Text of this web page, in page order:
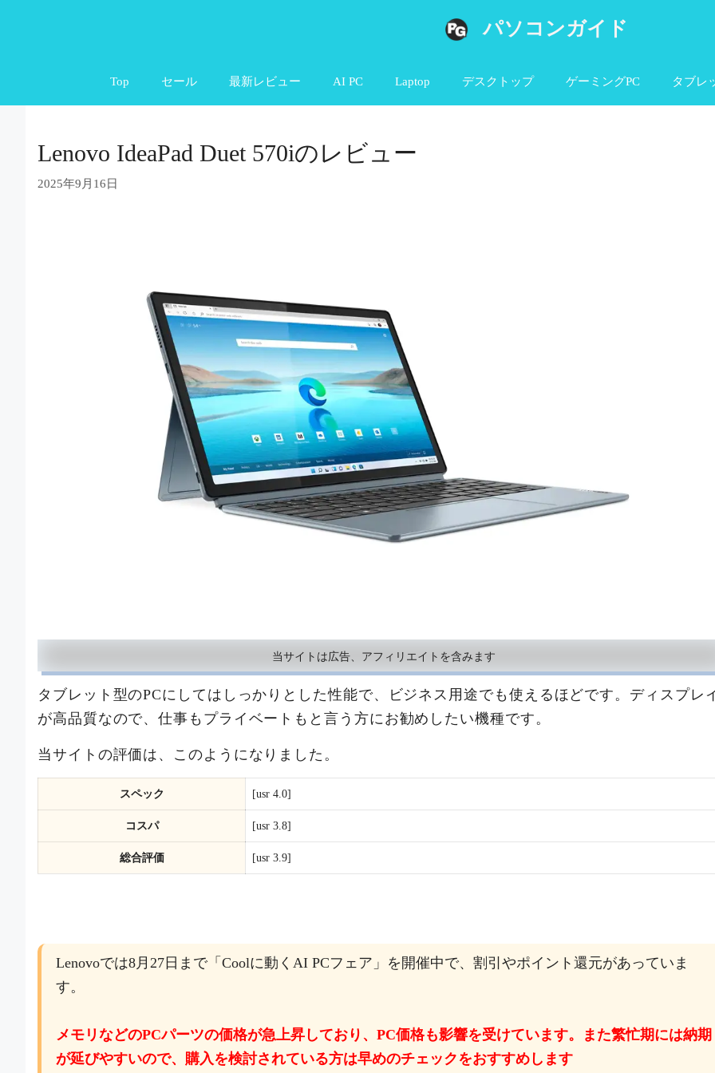
ツ
パソコンガイド
Top セール 最新レビュー AI PC Laptop デスクトップ ゲーミングPC タブレ
Lenovo IdeaPad Duet 570iのレビュー
2025年9月16日
当サイトは広告、アフィリエイトを含みます
タブレット型のPCにしてはしっかりとした性能で、ビジネス用途でも使えるほどです。ディスプレ
が高品質なので、仕事もプライベートもと言う方にお勧めしたい機種です。
当サイトの評価は、このようになりました。
スペック [usr 4.0]
コスパ [usr 3.8]
総合評価 [usr 3.9]
Lenovoでは8月27日まで「Coolに動くAI PCフェア」を開催中で、割引やポイント還元があっていま
す。
メモリなどのPCパーツの価格が急上昇しており、PC価格も影響を受けています。また繁忙期には納期
が延びやすいので、購入を検討されている方は早めのチェックをおすすめします